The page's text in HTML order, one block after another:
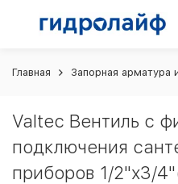
Главная Запорная арматура
Valtec Вентиль с
подключения
приборов 1/2"х3/